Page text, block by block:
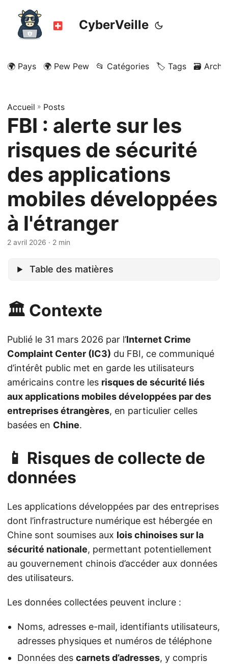
CyberVeille
🌍 Pays 🌍 Pew Pew 📂 Catégories 🏷️ Tags 🗃️
Accueil » Posts
FBI : alerte sur les
risques de sécurité
des applications
mobiles développées
à l'étranger
2 avril 2026 · 2 min
Table des matières
🏛️ Contexte
Publié le 31 mars 2026 par l’Internet Crime
Complaint Center (IC3) du FBI, ce communiqué
d’intérêt public met en garde les utilisateurs
américains contre les risques de sécurité liés
aux applications mobiles développées par des
entreprises étrangères, en particulier celles
basées en Chine.
📱 Risques de collecte de
données
Les applications développées par des entreprises
dont l’infrastructure numérique est hébergée en
Chine sont soumises aux lois chinoises sur la
sécurité nationale, permettant potentiellement
au gouvernement chinois d’accéder aux données
des utilisateurs.
Les données collectées peuvent inclure :
Noms, adresses e-mail, identifiants utilisateurs,
adresses physiques et numéros de téléphone
Données des carnets d’adresses, y compris